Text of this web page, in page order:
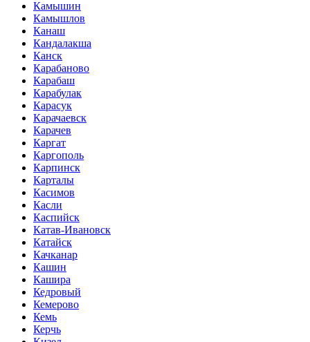
Камышин
Камышлов
Канаш
Кандалакша
Канск
Карабаново
Карабаш
Карабулак
Карасук
Карачаевск
Карачев
Каргат
Каргополь
Карпинск
Карталы
Касимов
Касли
Каспийск
Катав-Ивановск
Катайск
Качканар
Кашин
Кашира
Кедровый
Кемерово
Кемь
Керчь